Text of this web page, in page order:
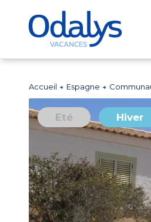
Accueil Espagne
Eté Hiver